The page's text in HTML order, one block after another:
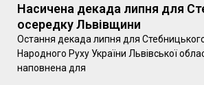
Насичена декада липня для
осередку Львівщини
Остання декада липня для
Народного Руху України Львівської
наповнена для